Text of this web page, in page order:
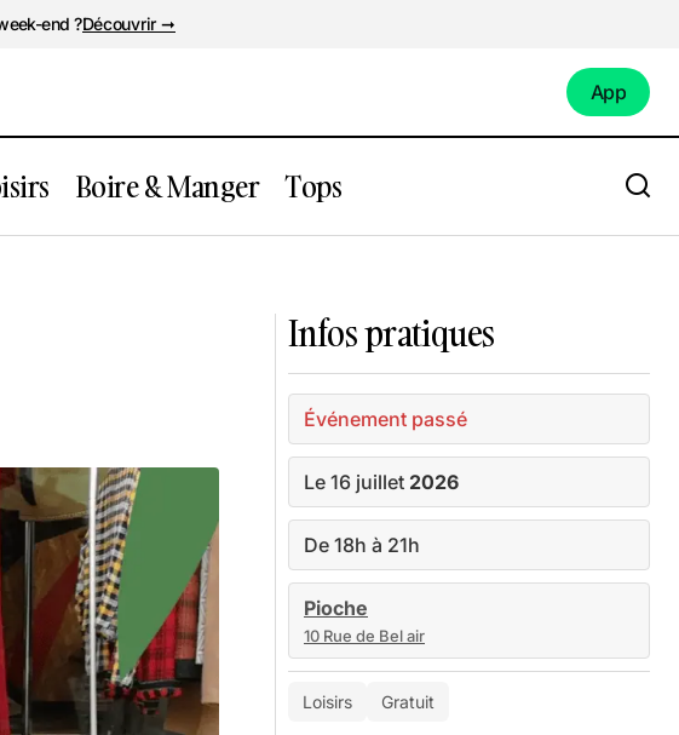
end ?Découvrir ➞
App
Boire & Manger Tops
Infos pratiques
Événement passé
Le 16 juillet 2026
De 18h à 21h
Pioche
10 Rue de Bel air
Loisirs Gratuit